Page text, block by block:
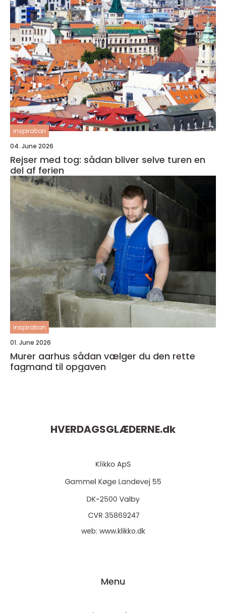
inspiration
04. June 2026
Rejser med tog: sådan bliver selve turen en
del af ferien
inspiration
01. June 2026
Murer aarhus sådan vælger du den rette
fagmand til opgaven
HVERDAGSGLÆDERNE.dk
web: www.klikko.dk
Menu